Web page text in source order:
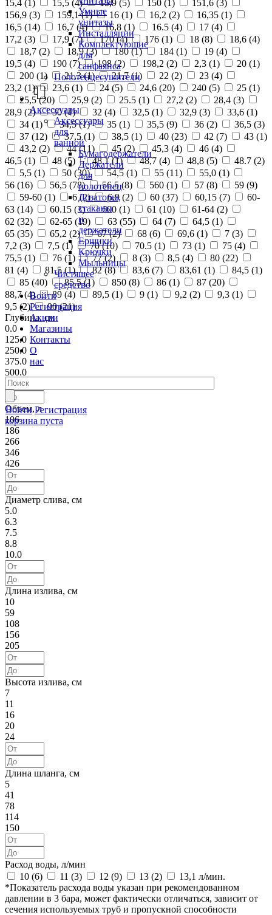
Умные
унитазы
Инсталляции
Комплектующие
для
санфаянса
Полотенцесушители
Аксессуары
Аксессуары
для
ванной
Бумагодержатели
Держатели
для
полотенец
Дозаторы,
стаканы
и
держатели
Ершики
Крючки
Мыльницы
Чистящее
средство
Войти
Регистрация
Акции
Магазины
Контакты
О
нас
Войти Регистрация
корзина пуста
15,4 (1 ) 15,5 (4) 15,9 (5) 150 (1 ) 151,6 (3)
156,9 (3) 159,1 (1) 16 (1) 16,2 (2) 16,35 (1)
16,5 (14) 16,7 (4) 16,8 (1) 16.5 (4) 17 (4)
17,2 (3) 17,9 (7) 170 (4) 176 (1) 18 (8) 18,6 (4)
18,7 (2) 18,9 (3) 180 (1) 184 (1) 19 (4)
19,5 (4) 190 (7) 198 (2) 198,2 (2) 2,3 (1) 20 (1)
200 (1) 21,3 (1) 21,7 (1) 22 (2) 23 (4)
23,2 (1) 23,6 (1) 24 (5) 24,6 (20) 240 (5) 25 (1)
25,5 (20) 25,9 (2) 25.5 (1) 27,2 (2) 28,4 (3)
28,9 (2) 30 (4) 32 (4) 32,5 (1) 32,9 (3) 33,6 (1)
34 (1) 34,5 (1) 35 (1) 35,5 (9) 36 (2) 36,5 (3)
37 (12) 37,5 (1) 38,5 (1) 40 (23) 42 (7) 43 (1)
43,2 (2) 44 (11) 45 (2) 45,3 (4) 46 (4)
46,5 (1) 48 (5) 48,1 (1) 48,7 (4) 48,8 (5) 48.7 (2)
5,5 (1) 50 (30) 54,5 (1) 55 (11) 55,0 (1)
56 (16) 56,5 (78) 56.5 (8) 560 (1) 57 (8) 59 (9)
59-60 (1) 6 (2) 6,9 (2) 60 (37) 60,15 (7)
60-
63 (14) 60.15 (3) 600 (1) 61 (10) 61-64 (2)
62 (32) 62-65 (19) 63 (55) 64 (7) 64,5 (1)
65 (35) 65,2 (2) 67 (2) 68 (6) 69,6 (1) 7 (3)
7,2 (3) 7,5 (1) 70 (10) 70.5 (1) 73 (1) 75 (4)
75,5 (1) 76 (1) 77 (2) 8 (3) 8,5 (4) 80 (22)
81 (4) 81,5 (1) 82 (8) 83,6 (7) 83,61 (1) 84,5 (1)
85 (40) 85,5 (1) 850 (8) 86 (1) 87 (20)
88,7 (4) 89 (4) 89,5 (1) 9 (1) 9,2 (2) 9,3 (1)
9,5 (2) 90 (21)
Глубина, см
0.0
125.0
250.0
375.0
500.0
Объем, л
106
186
266
346
426
Диаметр слива, см
5.0
6.3
7.5
8.8
10.0
Длина излива, см
10
59
108
156
205
Высота излива, см
7
11
16
20
24
Длина шланга, см
5
41
78
114
150
Расход воды, л/мин
10 (6) 11 (3) 12 (9) 13 (2)
13,1 л/мин.
*Показатель расхода воды указан при рекомендованном
давлении в 3 бара, может фактически отличаться, зависит от
сечения используемых труб и пропускной способности